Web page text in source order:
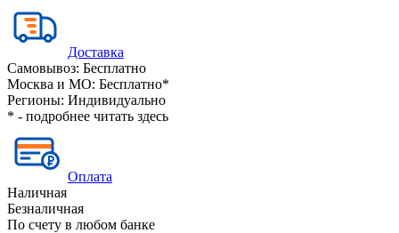
Доставка
Самовывоз: Бесплатно
Москва и МО: Бесплатно*
Регионы: Индивидуально
* - подробнее читать здесь
Оплата
Наличная
Безналичная
По счету в любом банке